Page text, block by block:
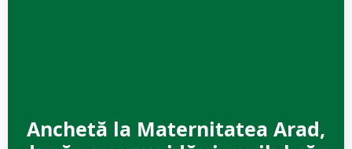
Anchetă la Maternitatea Arad,